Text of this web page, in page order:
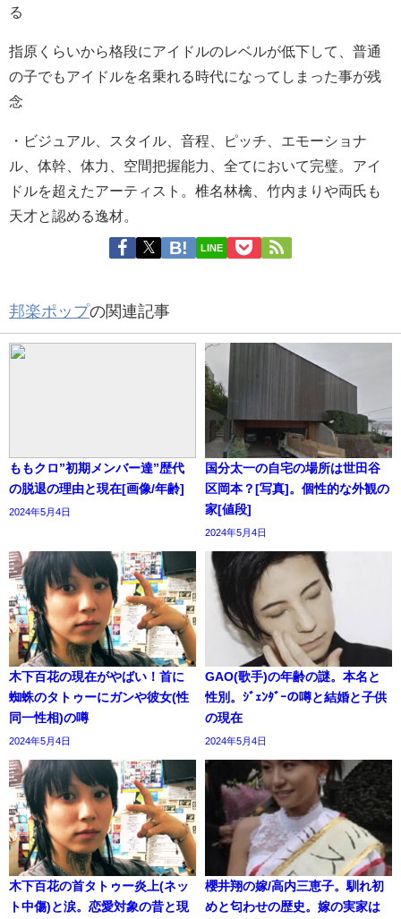
る
指原くらいから格段にアイドルのレベルが低下して、普通
の子でもアイドルを名乗れる時代になってしまった事が残
念
・ ビジュアル、スタイル、音程、ピッチ、エモーショナ
ル、体幹、体力、空間把握能力、全てにおいて完璧。アイ
ドルを超えたアーティスト。椎名林檎、竹内まりや両氏も
天才と認める逸材。
LINE
邦楽ポップの関連記事
ももクロ”初期メンバー達”歴代
の脱退の理由と現在[画像/年齢]
2024年5月4日
国分太一の自宅の場所は世田谷
区岡本？[写真]。個性的な外観の
家[値段]
2024年5月4日
木下百花の現在がやばい！首に
蜘蛛のタトゥーにガンや彼女(性
同一性相)の噂
2024年5月4日
GAO(歌手)の年齢の謎。本名と
性別。ｼﾞｪﾝﾀﾞｰの噂と結婚と子供
の現在
2024年5月4日
木下百花の首タトゥー炎上(ネッ
ト中傷)と涙。恋愛対象の昔と現
櫻井翔の嫁/高内三恵子。馴れ初
めと匂わせの歴史。嫁の実家は